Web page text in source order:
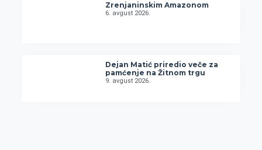
Zrenjaninskim Amazonom
6. avgust 2026.
Dejan Matić priredio veče za
pamćenje na Žitnom trgu
9. avgust 2026.